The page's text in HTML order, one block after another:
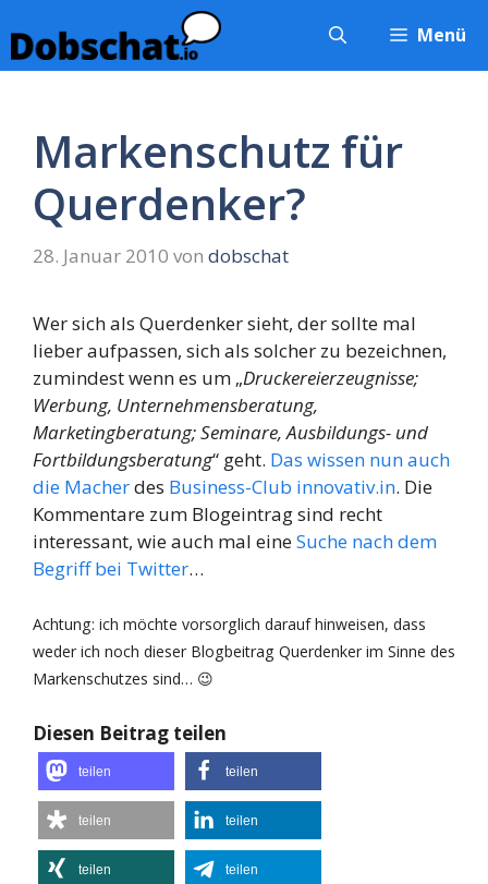
Inhalt
springen
Menü
Markenschutz für
Querdenker?
28. Januar 2010 von dobschat
Wer sich als Querdenker sieht, der sollte mal
lieber aufpassen, sich als solcher zu bezeichnen,
zumindest wenn es um „Druckereierzeugnisse;
Werbung, Unternehmensberatung,
Marketingberatung; Seminare, Ausbildungs- und
Fortbildungsberatung“ geht. Das wissen nun auch
die Macherdes Business-Club innovativ.in. Die
Kommentare zum Blogeintrag sind recht
interessant, wie auch mal eineSuche nach dem
Begriff bei Twitter…
Achtung: ich möchte vorsorglich darauf hinweisen, dass
weder ich noch dieser Blogbeitrag Querdenker im Sinne des
Markenschutzes sind… 😉
Diesen Beitrag teilen
teilen teilen
teilen teilen
teilen teilen